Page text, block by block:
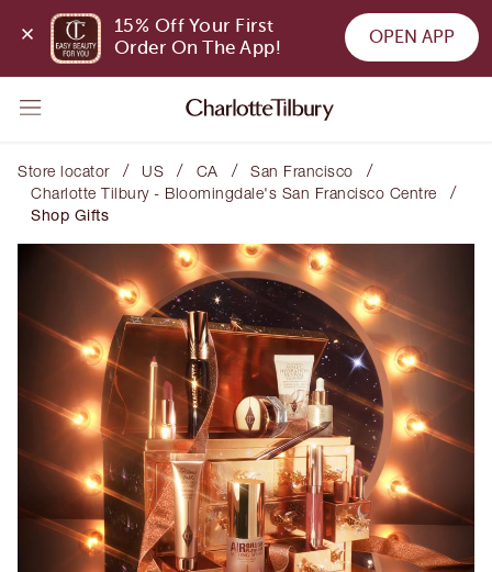
15% Off Your First
Order On The App!
OPEN APP
Store locator / US / CA / San Francisco /
Charlotte Tilbury - Bloomingdale's San Francisco Centre /
Shop Gifts